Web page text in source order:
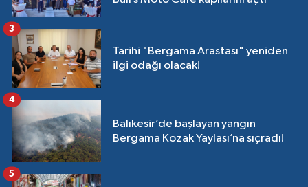
Tarihi "Bergama Arastası" yeniden
ilgi odağı olacak!
3
Balıkesir’de başlayan yangın
Bergama Kozak Yaylası’na sıçradı!
4
5